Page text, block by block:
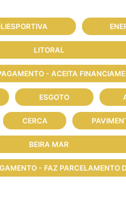
LITORAL
- ACEITA
ESGOTO
CERCA
BEIRA MAR
- FAZ PARCELAMENTO